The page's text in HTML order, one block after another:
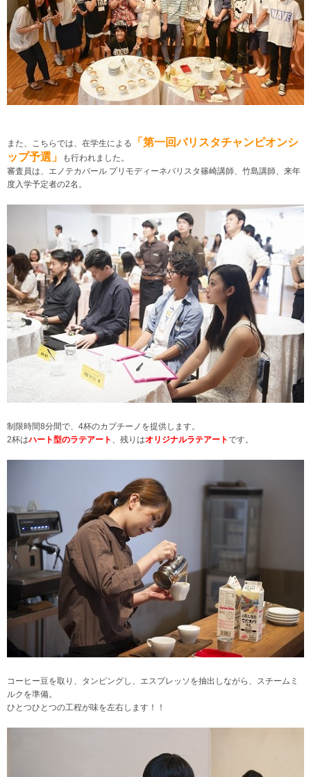
また、こちらでは、在学生による
「第一回バリスタチャンピオンシ
ップ予選」
も行われました。
審査員は、エノテカバール プリモディーネバリスタ篠崎講師、竹島講師、来年
度入学予定者の2名。
制限時間8分間で、4杯のカプチーノを提供します。
2杯はハート型のラテアート 、残りはオリジナルラテアートです。
コーヒー豆を取り、タンピングし、エスプレッソを抽出しながら、スチームミ
ルクを準備。
ひとつひとつの工程が味を左右します！！